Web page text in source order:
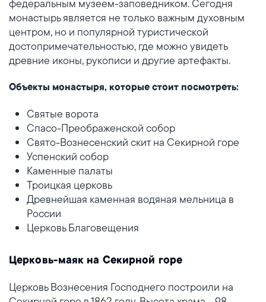
федеральным музеем-заповедником. Сегодня
монастырь является не только важным духовным
центром, но и популярной туристической
достопримечательностью, где можно увидеть
древние иконы, рукописи и другие артефакты.
Объекты монастыря, которые стоит посмотреть:
Святые ворота
Спасо-Преображенской собор
Свято-Вознесенский скит на Секирной горе
Успенский собор
Каменные палаты
Троицкая церковь
Древнейшая каменная водяная мельница в
России
Церковь Благовещения
Церковь-маяк на Секирной горе
Церковь Вознесения Господнего построили на